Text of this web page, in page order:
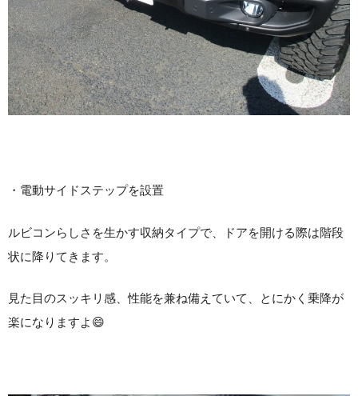
・電動サイドステップを設置
ルビコンらしさを生かす収納タイプで、ドアを開ける際は階段
状に降りてきます。
見た目のスッキリ感、性能を兼ね備えていて、とにかく乗降が
楽になりますよ😄